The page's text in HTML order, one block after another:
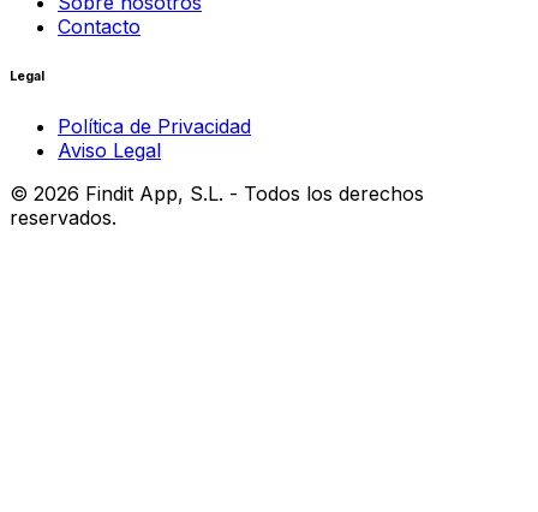
Contacto
Legal
Política de Privacidad
Aviso Legal
© 2026 Findit App, S.L. - Todos los derechos
reservados.